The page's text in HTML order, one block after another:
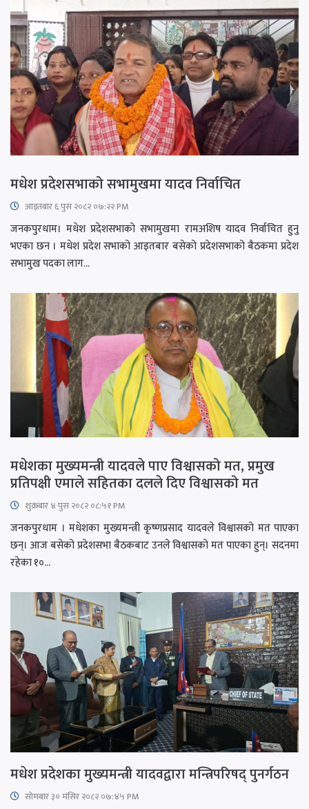
मधेश प्रदेशसभाको सभामुखमा यादव निर्वाचित
आइतबार​ ६ पुस २०८२ ०७:२२ PM
जनकपुरधाम। मधेश प्रदेशसभाको सभामुखमा रामअशिष यादव निर्वाचित हुनु
भएका छन । मधेश प्रदेश सभाको आइतबार बसेको प्रदेशसभाको बैठकमा प्रदेश
सभामुख पदका लाग...
मधेशका मुख्यमन्त्री यादवले पाए विश्वासको मत, प्रमुख‍
प्रतिपक्षी एमाले सहितका दलले दिए विश्वासको मत
शुक्रबार​ ४ पुस २०८२ ०८:५१ PM
जनकपुरधाम । मधेशका मुख्यमन्त्री कृष्णप्रसाद यादवले विश्वासको मत पाएका
छन्। आज बसेको प्रदेशसभा बैठकबाट उनले विश्वासको मत पाएका हुन्। सदनमा
रहेका १०...
मधेश प्रदेशका मुख्यमन्त्री यादवद्वारा मन्त्रिपरिषद् पुनर्गठन
सोमबार ३० मंसिर २०८२ ०७:४५ PM